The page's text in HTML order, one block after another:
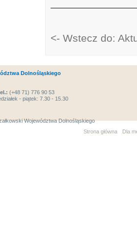
<- Wstecz do:
Dolnośląskiego
(+48 71) 776 90 53
- piątek: 7.30 - 15.30
Województwa Dolnośląskiego
Strona główna
Dla